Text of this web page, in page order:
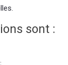
sont :